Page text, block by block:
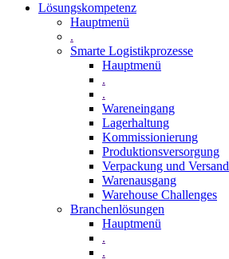
Lösungskompetenz
Hauptmenü
.
Smarte Logistikprozesse
Hauptmenü
.
.
Wareneingang
Lagerhaltung
Kommissionierung
Produktionsversorgung
Verpackung und Versand
Warenausgang
Warehouse Challenges
Branchenlösungen
Hauptmenü
.
.